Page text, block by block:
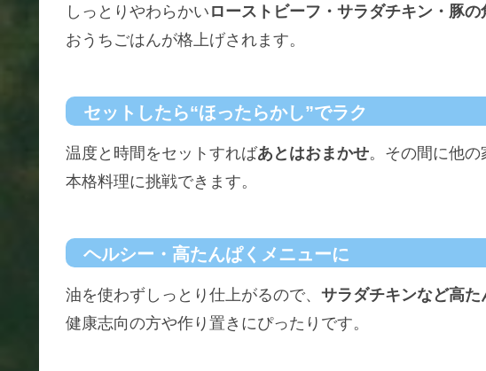
しっとりやわらかい ローストビーフ・サラダチキン・豚の
おうちごはんが格上げされます。
セットしたら“ほったらかし”でラク
温度と時間をセットすればあとはおまかせ。その間に他
本格料理に挑戦できます。
ヘルシー・高たんぱくメニューに
油を使わずしっとり仕上がるので、 サラダチキンなど高
健康志向の方や作り置きにぴったりです。